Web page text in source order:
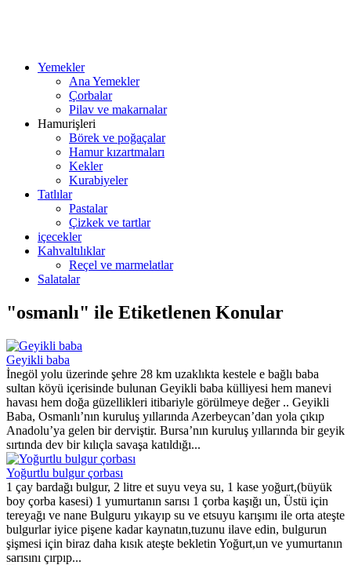
Yemekler
Ana Yemekler
Çorbalar
Pilav ve makarnalar
Hamurişleri
Börek ve poğaçalar
Hamur kızartmaları
Kekler
Kurabiyeler
Tatlılar
Pastalar
Çizkek ve tartlar
içecekler
Kahvaltılıklar
Reçel ve marmelatlar
Salatalar
"osmanlı" ile Etiketlenen Konular
Geyikli baba
İnegöl yolu üzerinde şehre 28 km uzaklıkta kestele e bağlı baba
sultan köyü içerisinde bulunan Geyikli baba külliyesi hem manevi
havası hem doğa güzellikleri itibariyle görülmeye değer .. Geyikli
Baba, Osmanlı’nın kuruluş yıllarında Azerbeycan’dan yola çıkıp
Anadolu’ya gelen bir derviştir. Bursa’nın kuruluş yıllarında bir geyik
sırtında dev bir kılıçla savaşa katıldığı...
Yoğurtlu bulgur çorbası
1 çay bardağı bulgur, 2 litre et suyu veya su, 1 kase yoğurt,(büyük
boy çorba kasesi) 1 yumurtanın sarısı 1 çorba kaşığı un, Üstü için
tereyağı ve nane Bulguru yıkayıp su ve etsuyu karışımı ile orta ateşte
bulgurlar iyice pişene kadar kaynatın,tuzunu ilave edin, bulgurun
şişmesi için biraz daha kısık ateşte bekletin Yoğurt,un ve yumurtanın
sarısını çırpıp...